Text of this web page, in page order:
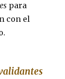
para
con el